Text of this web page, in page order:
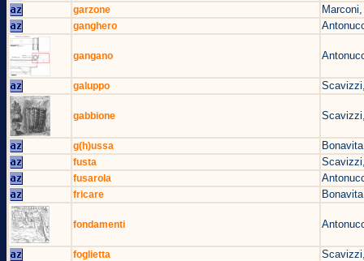
garzone
ganghero
gangano
galuppo
gabbione
g(h)ussa
fusta
fusarola
fricare
fondamenti
foglietta